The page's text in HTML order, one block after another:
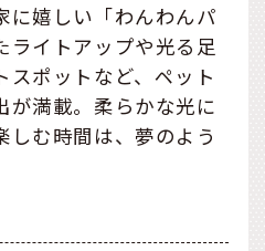
に嬉しい「わんわんパ
ライトアップや光る足
スポットなど、ペット
が満載。柔らかな光に
しむ時間は、夢のよう